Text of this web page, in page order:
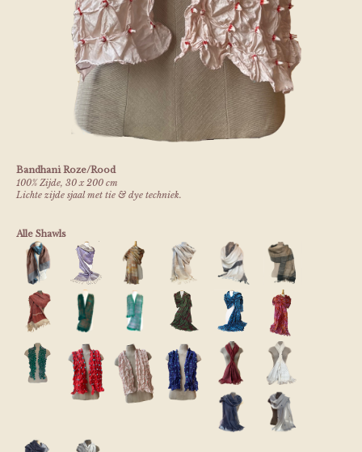
Bandhani Roze/Rood
100% Zijde, 30 x 200 cm
Lichte zijde sjaal met tie & dye techniek.
Alle Shawls